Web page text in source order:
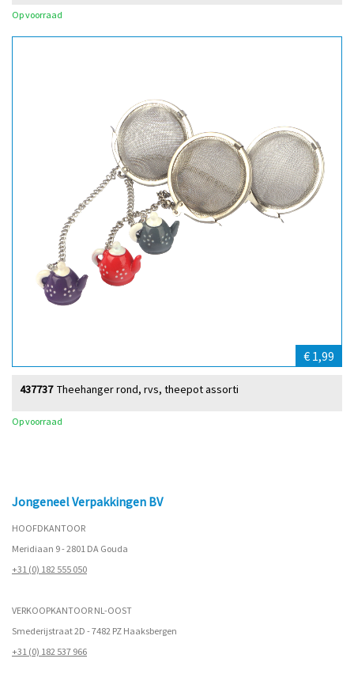
Op voorraad
€ 1,99
Theehanger rond, rvs, theepot assorti
437737
Op voorraad
Jongeneel Verpakkingen BV
HOOFDKANTOOR
Meridiaan 9 - 2801 DA Gouda
+31 (0) 182 555 050
VERKOOPKANTOOR NL-OOST
Smederijstraat 2D - 7482 PZ Haaksbergen
+31 (0) 182 537 966